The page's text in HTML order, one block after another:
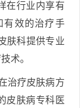
在行业内享有
有效的治疗手
肤科提供专业
术。
治疗皮肤病方
皮肤病专科医